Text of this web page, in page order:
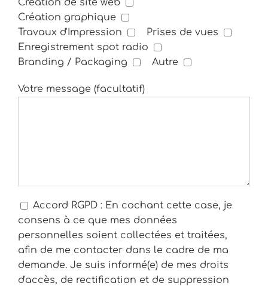
Création de site web
Création graphique
Travaux d'Impression
Prises de vues
Enregistrement spot radio
Branding / Packaging
Autre
Votre message (facultatif)
Accord RGPD : En cochant cette case, je
consens à ce que mes données
personnelles soient collectées et traitées,
afin de me contacter dans le cadre de ma
demande. Je suis informé(e) de mes droits
d'accès, de rectification et de suppression